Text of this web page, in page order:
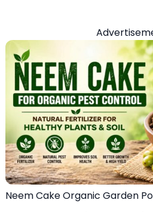
Neem Cake Organic Garden